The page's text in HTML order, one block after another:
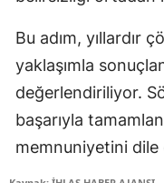
Bu adım, yıllardır
yaklaşımla
değerlendiriliyor.
başarıyla
memnuniyetini dile